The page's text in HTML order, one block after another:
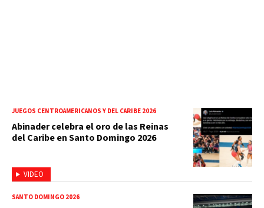
VIDEO
JUEGOS CENTROAMERICANOS Y DEL CARIBE 2026
Abinader celebra el oro de las Reinas
del Caribe en Santo Domingo 2026
SANTO DOMINGO 2026